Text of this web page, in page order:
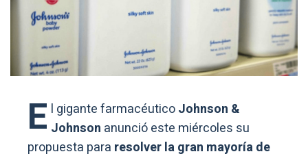
E l gigante farmacéuticoJohnson &
Johnson anunció este miércoles su
propuesta para resolver la gran mayoría de